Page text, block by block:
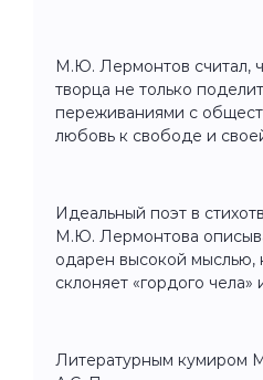
М.Ю. Лермонтов считал,
творца не только
переживаниями с
любовь к свободе и
Идеальный поэт в
М.Ю. Лермонтова
одарен высокой мыслью,
склоняет «гордого чела»
Литературным кумиром